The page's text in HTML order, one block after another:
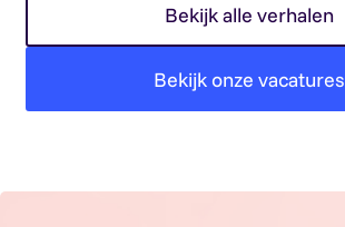
Bekijk alle verhalen
Bekijk onze vacatures